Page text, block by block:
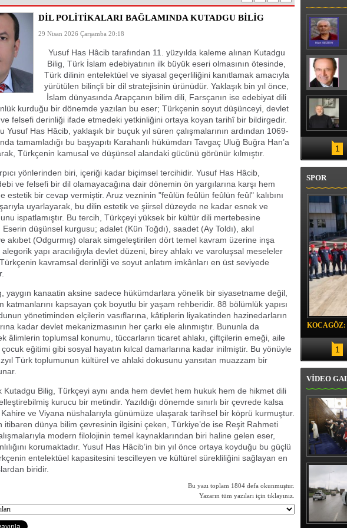
DİL POLİTİKALARI BAĞLAMINDA KUTADGU BİLİG
29 Nisan 2026 Çarşamba 20:18
Yusuf Has Hâcib tarafından 11. yüzyılda kaleme alınan Kutadgu
Bilig, Türk İslam edebiyatının ilk büyük eseri olmasının ötesinde,
Türk dilinin entelektüel ve siyasal geçerliliğini kanıtlamak amacıyla
yürütülen bilinçli bir dil stratejisinin ürünüdür. Yaklaşık bin yıl önce,
İslam dünyasında Arapçanın bilim dili, Farsçanın ise edebiyat dili
kurduğu bir dönemde yazılan bu eser; Türkçenin soyut düşünceyi, devlet
felsefi derinliği ifade etmedeki yetkinliğini ortaya koyan tarihî bir bildirgedir.
Yusuf Has Hâcib, yaklaşık bir buçuk yıl süren çalışmalarının ardından 1069-
tamamladığı bu başyapıtı Karahanlı hükümdarı Tavgaç Uluğ Buğra Han’a
Türkçenin kamusal ve düşünsel alandaki gücünü görünür kılmıştır.
yönlerinden biri, içeriği kadar biçimsel tercihidir. Yusuf Has Hâcib,
ve felsefi bir dil olamayacağına dair dönemin ön yargılarına karşı hem
estetik bir cevap vermiştir. Aruz vezninin "feûlün feûlün feûlün feûl" kalıbını
uyarlayarak, bu dilin estetik ve şiirsel düzeyde ne kadar esnek ve
ispatlamıştır. Bu tercih, Türkçeyi yüksek bir kültür dili mertebesine
düşünsel kurgusu; adalet (Kün Toğdı), saadet (Ay Toldı), akıl
akıbet (Odgurmış) olarak simgeleştirilen dört temel kavram üzerine inşa
yapı aracılığıyla devlet düzeni, birey ahlakı ve varoluşsal meseleler
Türkçenin kavramsal derinliği ve soyut anlatım imkânları en üst seviyede
yaygın kanaatin aksine sadece hükümdarlara yönelik bir siyasetname değil,
katmanlarını kapsayan çok boyutlu bir yaşam rehberidir. 88 bölümlük yapısı
yönetiminden elçilerin vasıflarına, kâtiplerin liyakatinden hazinedarların
kadar devlet mekanizmasının her çarkı ele alınmıştır. Bununla da
âlimlerin toplumsal konumu, tüccarların ticaret ahlakı, çiftçilerin emeği, aile
eğitimi gibi sosyal hayatın kılcal damarlarına kadar inilmiştir. Bu yönüyle
Türk toplumunun kültürel ve ahlaki dokusunu yansıtan muazzam bir
Kutadgu Bilig, Türkçeyi aynı anda hem devlet hem hukuk hem de hikmet dili
kurucu bir metindir. Yazıldığı dönemde sınırlı bir çevrede kalsa
ve Viyana nüshalarıyla günümüze ulaşarak tarihsel bir köprü kurmuştur.
itibaren dünya bilim çevresinin ilgisini çeken, Türkiye’de ise Reşit Rahmeti
modern filolojinin temel kaynaklarından biri haline gelen eser,
korumaktadır. Yusuf Has Hâcib’in bin yıl önce ortaya koyduğu bu güçlü
entelektüel kapasitesini tescilleyen ve kültürel sürekliliğini sağlayan en
biridir.
Bu yazı toplam 1804 defa okunmuştur.
Yazarın tüm yazıları için tıklayınız.
1
SPOR
1
VİDEO
Erbaş,
Veli
teravih